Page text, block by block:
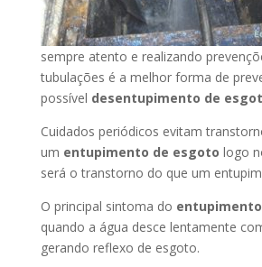
sempre atento e realizando
tubulações é a melhor forma de
possível desentupimento de
Cuidados periódicos evitam
um entupimento de esgoto logo
será o transtorno do que um
O principal sintoma do
quando a água desce lentamente
gerando reflexo de esgoto.